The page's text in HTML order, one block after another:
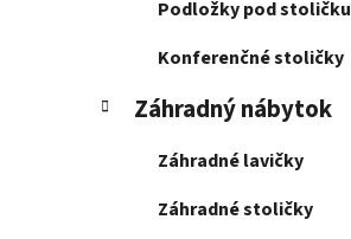
Podložky pod stoličku
Konferenčné stoličky
Záhradný nábytok
Záhradné lavičky
Záhradné stoličky